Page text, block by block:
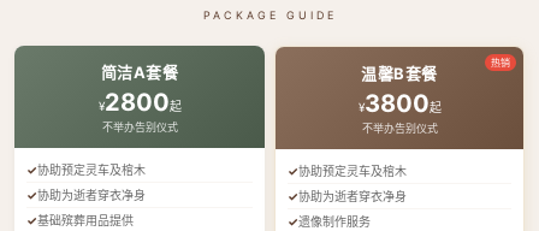
PACKAGE GUIDE
简洁A套餐
¥2800起
不举办告别仪式
协助预定灵车及棺木
协助为逝者穿衣净身
基础殡葬用品提供
热销
温馨B套餐
¥3800起
不举办告别仪式
协助预定灵车及棺木
协助为逝者穿衣净身
遗像制作服务